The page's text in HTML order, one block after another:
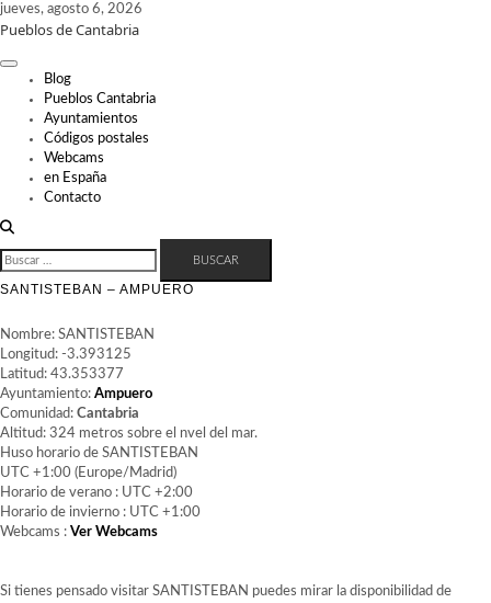
Skip
to
jueves, agosto 6, 2026
Pueblos de Cantabria
Blog
Pueblos Cantabria
Ayuntamientos
Códigos postales
Webcams
en España
Contacto
BUSCAR:
SANTISTEBAN – AMPUERO
Nombre: SANTISTEBAN
Longitud: -3.393125
Latitud: 43.353377
Ayuntamiento: Ampuero
Comunidad: Cantabria
Altitud: 324 metros sobre el nvel del mar.
Huso horario de SANTISTEBAN
UTC +1:00 (Europe/Madrid)
Horario de verano : UTC +2:00
Horario de invierno : UTC +1:00
Webcams : Ver Webcams
Si tienes pensado visitar SANTISTEBAN puedes mirar la disponibilidad de